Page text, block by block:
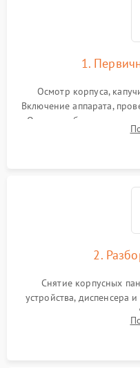
1.
Осмотр корпуса,
Включение аппарата,
Оценка работы помпы,
Измерение
2.
Снятие корпусных
устройства, диспенсера
внутренних узлов от
Промывка дренажных